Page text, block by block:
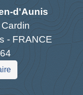
d'Aunis
- FRANCE